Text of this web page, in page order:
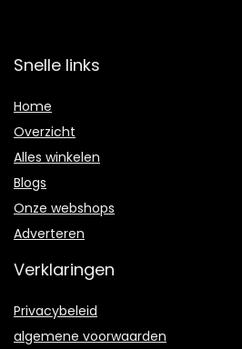
Snelle links
Home
Overzicht
Alles winkelen
Blogs
Onze webshops
Adverteren
Verklaringen
Privacybeleid
algemene voorwaarden